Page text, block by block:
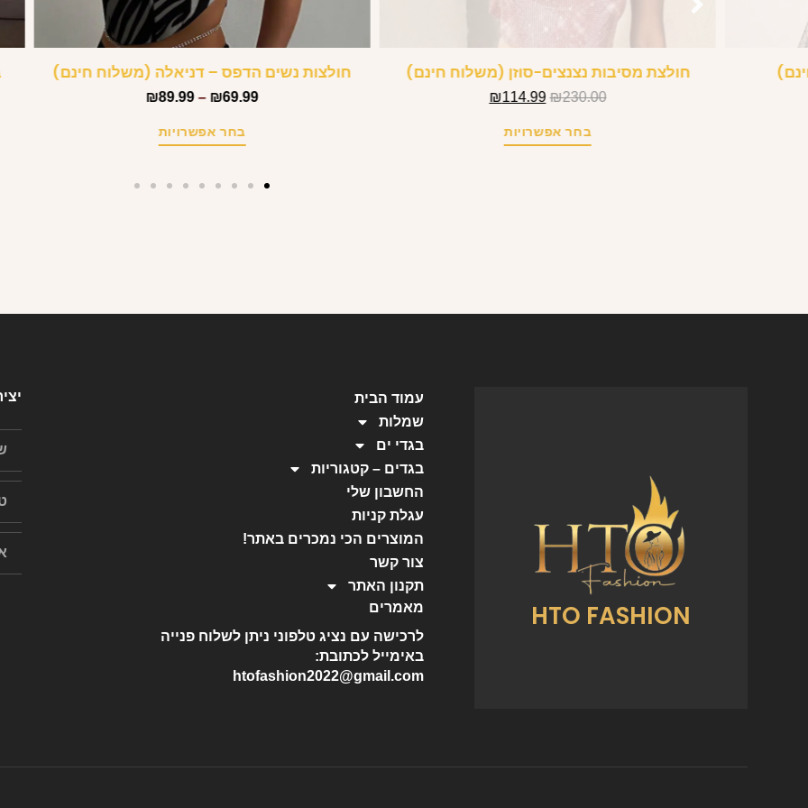
חולצת מסיבות נצנצים-סוזן (משלוח חינם)
₪230.00
₪114.99
בחר אפשרויות
חולצות נשים הדפס – דניאלה (משלוח חינם)
₪69.99
–
₪89.99
בחר אפשרויות
HTO FASHION
עמוד הבית
שמלות
בגדי ים
בגדים – קטגוריות
החשבון שלי
עגלת קניות
המוצרים הכי נמכרים באתר!
צור קשר
תקנון האתר
מאמרים
לרכישה עם נציג טלפוני ניתן לשלוח פנייה
באימייל לכתובת:
htofashion2022@gmail.com